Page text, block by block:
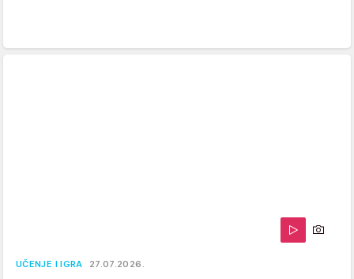
UČENJE I IGRA 27.07.2026.